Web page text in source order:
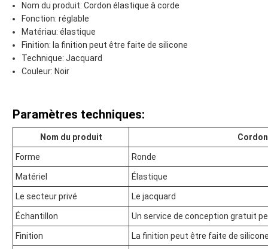
Nom du produit: Cordon élastique à corde
Fonction: réglable
Matériau: élastique
Finition: la finition peut être faite de silicone
Technique: Jacquard
Couleur: Noir
Paramètres techniques:
Nom du produit
Forme Ronde
Matériel Élastique
Le secteur privé Le jacquard
Échantillon Un service de conception gratuit
Finition La finition peut être faite de